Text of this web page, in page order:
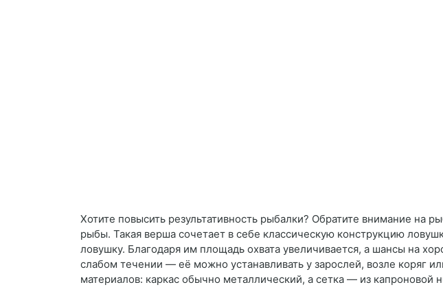
Хотите повысить результативность рыбалки? Обратите внимание
рыбы. Такая верша сочетает в себе классическую конструкцию
ловушку. Благодаря им площадь охвата увеличивается, а шансы на
слабом течении — её можно устанавливать у зарослей, возле коряг
материалов: каркас обычно металлический, а сетка — из капроновой